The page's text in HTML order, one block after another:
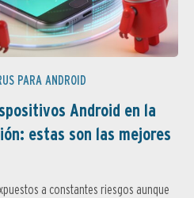
PARA ANDROID
Android en la
estas son las mejores
a constantes riesgos aunque